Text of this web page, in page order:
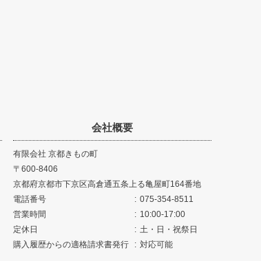
会社概要
有限会社 京都きもの町
600-8406
京都府京都市下京区高倉通五条上る亀屋町164番地
電話番号
075-354-8511
営業時間
10:00-17:00
定休日
土・日・祝祭日
購入履歴からの適格請求書発行
対応可能